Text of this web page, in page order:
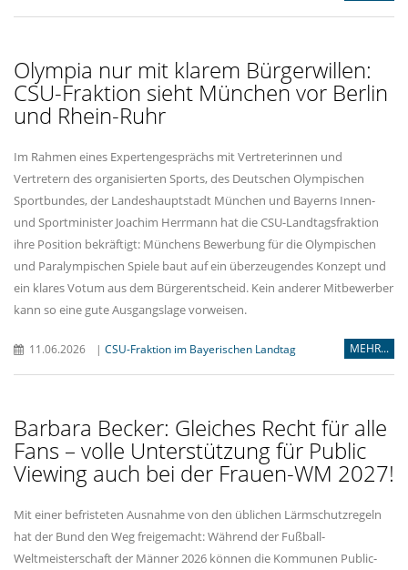
Olympia nur mit klarem Bürgerwillen:
CSU-Fraktion sieht München vor Berlin
und Rhein-Ruhr
Im Rahmen eines Expertengesprächs mit Vertreterinnen und
Vertretern des organisierten Sports, des Deutschen Olympischen
Sportbundes, der Landeshauptstadt München und Bayerns Innen-
und Sportminister Joachim Herrmann hat die CSU-Landtagsfraktion
ihre Position bekräftigt: Münchens Bewerbung für die Olympischen
und Paralympischen Spiele baut auf ein überzeugendes Konzept und
ein klares Votum aus dem Bürgerentscheid. Kein anderer Mitbewerber
kann so eine gute Ausgangslage vorweisen.
11.06.2026 | CSU-Fraktion im Bayerischen Landtag MEHR...
Barbara Becker: Gleiches Recht für alle
Fans – volle Unterstützung für Public
Viewing auch bei der Frauen-WM 2027!
Mit einer befristeten Ausnahme von den üblichen Lärmschutzregeln
hat der Bund den Weg freigemacht: Während der Fußball-
Weltmeisterschaft der Männer 2026 können die Kommunen Public-